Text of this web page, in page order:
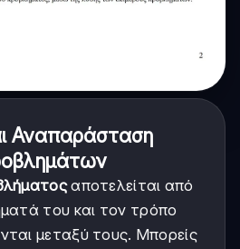
Αναπαράσταση
αποτελείται από
του και τον τρόπο
μεταξύ τους. Μπορείς